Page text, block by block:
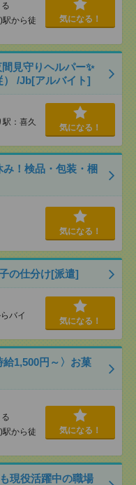
駅から徒
気になる！
見守りヘルパー✨
） /Jb[アルバイト]
：喜久
気になる！
！検品・包装・梱
気になる！
の仕分け[派遣]
バイ
気になる！
給1,500円～〉お菓
駅から徒
気になる！
現役活躍中の職場